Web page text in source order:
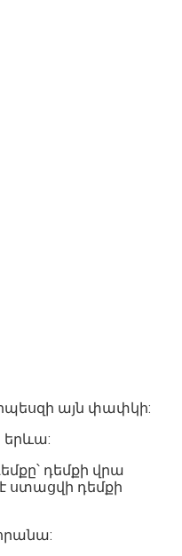
այն փափկի:
երևա:
դեմքի վրա
ստացվի դեմքի